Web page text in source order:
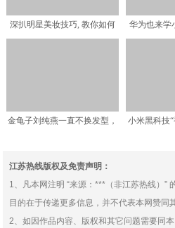
深扒明星美妆技巧, 教你如何
华为也来学
金龟子刘纯燕一直不换发型，
小米黑科技
江苏热线版权及免责声明：
1、凡本网注明 “来源：***（非江苏热线）”
目的在于传递更多信息，并不代表本网赞同
2、如因作品内容、版权和其它问题需要同